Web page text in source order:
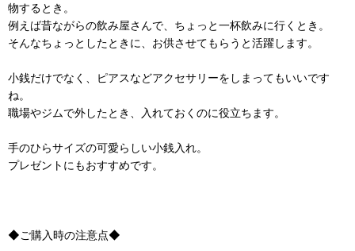
物するとき。
例えば昔ながらの飲み屋さんで、ちょっと一杯飲みに行くとき。
そんなちょっとしたときに、お供させてもらうと活躍します。
小銭だけでなく、ピアスなどアクセサリーをしまってもいいです
ね。
職場やジムで外したとき、入れておくのに役立ちます。
手のひらサイズの可愛らしい小銭入れ。
プレゼントにもおすすめです。
◆ご購入時の注意点◆